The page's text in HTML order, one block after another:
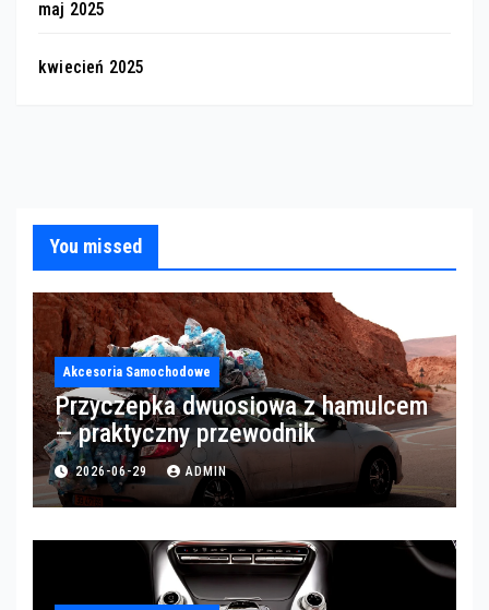
maj 2025
kwiecień 2025
You missed
Akcesoria Samochodowe
Przyczepka dwuosiowa z hamulcem
— praktyczny przewodnik
2026-06-29 ADMIN